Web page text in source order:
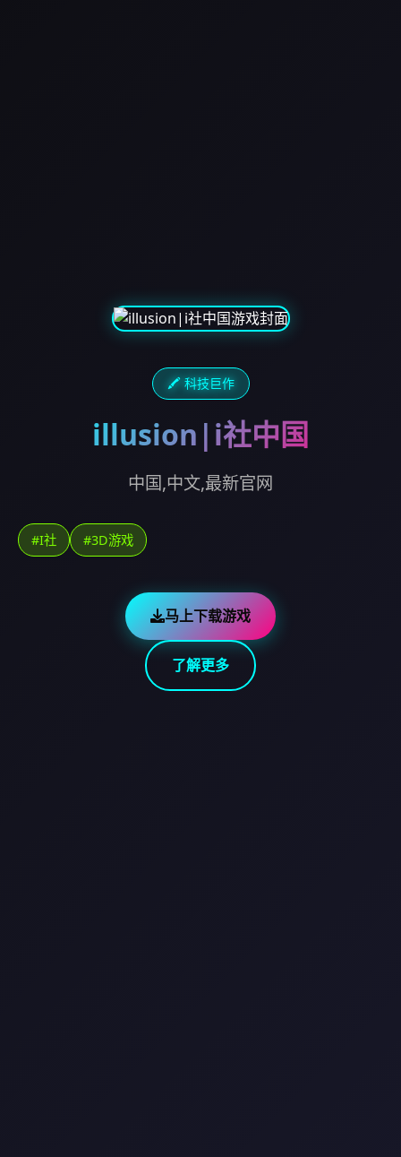
🖍️ 科技巨作
illusion|i社中国
中国,中文,最新官网
#I社 #3D游戏
马上下载游戏
了解更多